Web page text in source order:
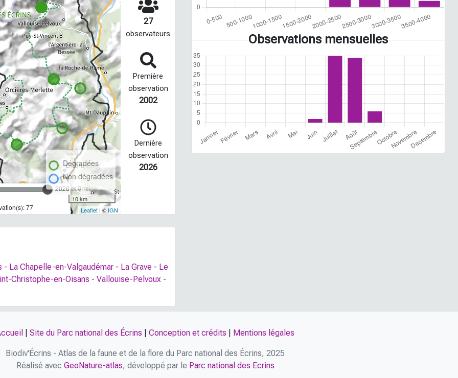
2026
77
Dégradées
Non dégradées
10 km
Leaflet| © IGN
27
observateurs
Première
observation
2002
Dernière
observation
2026
- La Chapelle-en-Valgaudémar - La Grave - Le
Christophe-en-Oisans - Vallouise-Pelvoux -
Observations mensuelles
Site du Parc national des Écrins Conception et crédits Mentions légales
Biodiv'Écrins - Atlas de la faune et de la flore du Parc national des Écrins, 2025
Réalisé avec GeoNature-atlas, développé par le Parc national des Ecrins